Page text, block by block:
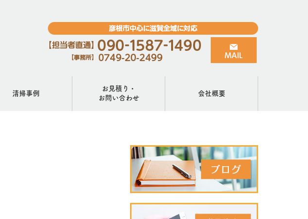
清掃事例
お見積り・
お問い合わせ
会社概要